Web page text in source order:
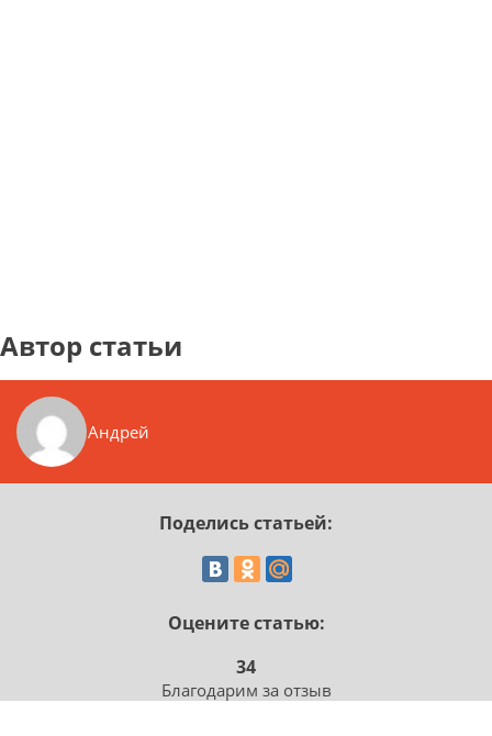
Автор статьи
Андрей
Поделись статьей:
Оцените статью:
34
Благодарим за отзыв